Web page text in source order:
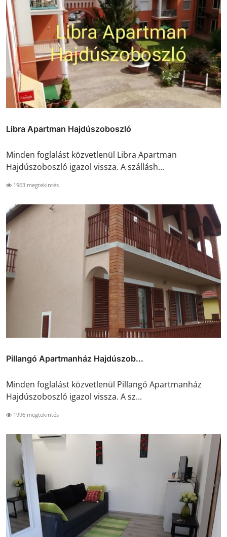
Libra Apartman Hajdúszoboszló
Minden foglalást közvetlenül Libra Apartman
Hajdúszoboszló igazol vissza. A szállásh...
1963 megtekintés
Pillangó Apartmanház Hajdúszob...
Minden foglalást közvetlenül Pillangó Apartmanház
Hajdúszoboszló igazol vissza. A sz...
1996 megtekintés